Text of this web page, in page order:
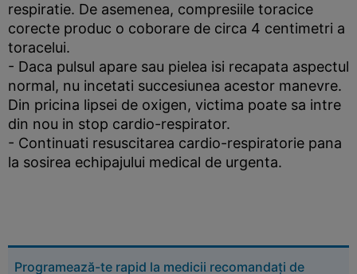
respiratie. De asemenea, compresiile toracice
corecte produc o coborare de circa 4 centimetri a
toracelui.
- Daca pulsul apare sau pielea isi recapata aspectul
normal, nu incetati succesiunea acestor manevre.
Din pricina lipsei de oxigen, victima poate sa intre
din nou in stop cardio-respirator.
- Continuati resuscitarea cardio-respiratorie pana
la sosirea echipajului medical de urgenta.
Programează-te rapid la medicii recomandați de